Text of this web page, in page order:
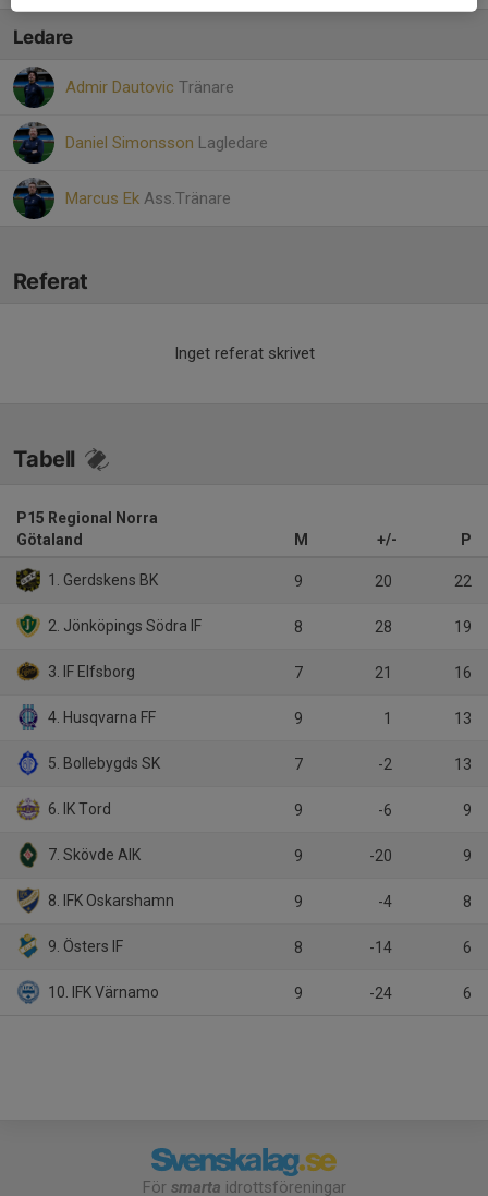
Ledare
Admir Dautovic Tränare
Daniel Simonsson Lagledare
Marcus Ek Ass.Tränare
Referat
Inget referat skrivet
Tabell
P15 Regional Norra
Götaland
M +/- P
1. Gerdskens BK 9 20 22
2. Jönköpings Södra IF 8 28 19
3. IF Elfsborg 7 21 16
4. Husqvarna FF 9 1 13
5. Bollebygds SK 7 -2 13
6. IK Tord 9 -6 9
7. Skövde AIK 9 -20 9
8. IFK Oskarshamn 9 -4 8
9. Östers IF 8 -14 6
10. IFK Värnamo 9 -24 6
För smarta idrottsföreningar